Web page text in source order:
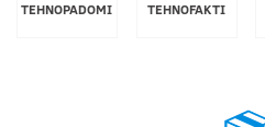
TEHNOPADOMI TEHNOFAKTI